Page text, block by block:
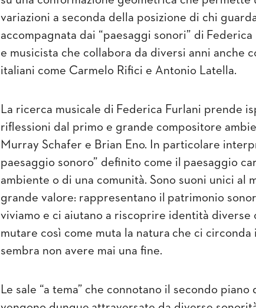
variazioni a seconda della posizione di chi
accompagnata dai “paesaggi sonori” di
e musicista che collabora da diversi anni anche
italiani come Carmelo Rifici e Antonio Latella.
La ricerca musicale di Federica Furlani prende
riflessioni dal primo e grande compositore
Murray Schafer e Brian Eno. In particolare
paesaggio sonoro” definito come il paesaggio
ambiente o di una comunità. Sono suoni unici al
grande valore: rappresentano il patrimonio
viviamo e ci aiutano a riscoprire identità diverse
mutare così come muta la natura che ci circonda
sembra non avere mai una fine.
Le sale “a tema” che connotano il secondo piano